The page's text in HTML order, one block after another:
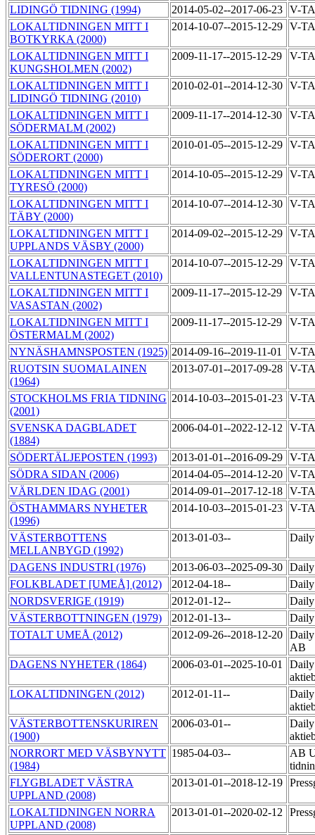
LIDINGÖ TIDNING (1994) 2014-05-02--2017-06-23 V-
LOKALTIDNINGEN MITT I
BOTKYRKA (2000)
2014-10-07--2015-12-29 V-
LOKALTIDNINGEN MITT I
KUNGSHOLMEN (2002)
2009-11-17--2015-12-29 V-
LOKALTIDNINGEN MITT I
LIDINGÖ TIDNING (2010)
2010-02-01--2014-12-30 V-
LOKALTIDNINGEN MITT I
SÖDERMALM (2002)
2009-11-17--2014-12-30 V-
LOKALTIDNINGEN MITT I
SÖDERORT (2000)
2010-01-05--2015-12-29 V-
LOKALTIDNINGEN MITT I
TYRESÖ (2000)
2014-10-05--2015-12-29 V-
LOKALTIDNINGEN MITT I
TÄBY (2000)
2014-10-07--2014-12-30 V-
LOKALTIDNINGEN MITT I
UPPLANDS VÄSBY (2000)
2014-09-02--2015-12-29 V-
LOKALTIDNINGEN MITT I
VALLENTUNASTEGET (2010)
2014-10-07--2015-12-29 V-
LOKALTIDNINGEN MITT I
VASASTAN (2002)
2009-11-17--2015-12-29 V-
LOKALTIDNINGEN MITT I
ÖSTERMALM (2002)
2009-11-17--2015-12-29 V-
NYNÄSHAMNSPOSTEN (1925) 2014-09-16--2019-11-01
V-
RUOTSIN SUOMALAINEN
(1964)
2013-07-01--2017-09-28 V-
STOCKHOLMS FRIA TIDNING
(2001)
2014-10-03--2015-01-23 V-
SVENSKA DAGBLADET
(1884)
2006-04-01--2022-12-12 V-
SÖDERTÄLJEPOSTEN (1993) 2013-01-01--2016-09-29 V-
SÖDRA SIDAN (2006)
2014-04-05--2014-12-20 V-
VÄRLDEN IDAG (2001)
2014-09-01--2017-12-18 V-
ÖSTHAMMARS NYHETER
(1996)
2014-10-03--2015-01-23 V-
VÄSTERBOTTENS
MELLANBYGD (1992)
2013-01-03--
DAGENS INDUSTRI (1976) 2013-06-03--2025-09-30
FOLKBLADET [UMEÅ] (2012)
2012-04-18--
NORDSVERIGE (1919)
2012-01-12--
VÄSTERBOTTNINGEN (1979)
2012-01-13--
TOTALT UMEÅ (2012)
2012-09-26--2018-12-20
AB
DAGENS NYHETER (1864)
2006-03-01--2025-10-01
LOKALTIDNINGEN (2012)
2012-01-11--
VÄSTERBOTTENSKURIREN
(1900)
2006-03-01--
NORRORT MED VÄSBYNYTT
(1984)
1985-04-03--
AB
FLYGBLADET VÄSTRA
UPPLAND (2008)
2013-01-01--2018-12-19
LOKALTIDNINGEN NORRA
UPPLAND (2008)
2013-01-01--2020-02-12